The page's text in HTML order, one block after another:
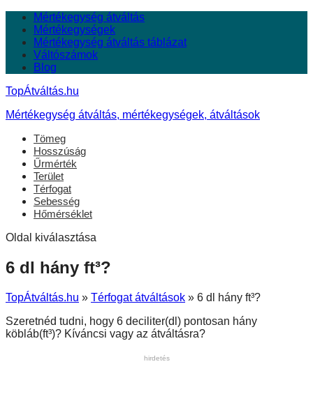
Mértékegység átváltás
Mértékegységek
Mértékegység átváltás táblázat
Váltószámok
Blog
TopÁtváltás.hu
Mértékegység átváltás, mértékegységek, átváltások
Tömeg
Hosszúság
Űrmérték
Terület
Térfogat
Sebesség
Hőmérséklet
Oldal kiválasztása
6 dl hány ft³?
TopÁtváltás.hu » Térfogat átváltások » 6 dl hány ft³?
Szeretnéd tudni, hogy 6 deciliter(dl) pontosan hány
köbláb(ft³)? Kíváncsi vagy az átváltásra?
hirdetés